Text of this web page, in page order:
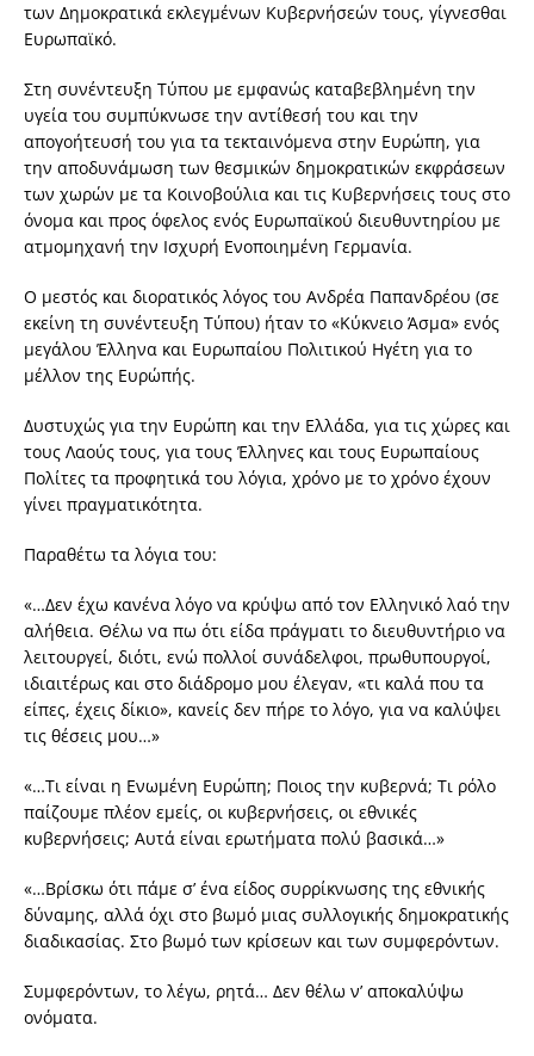
των Δημοκρατικά εκλεγμένων Κυβερνήσεών τους, γίγνεσθαι
Ευρωπαϊκό.
Στη συνέντευξη Τύπου με εμφανώς καταβεβλημένη την
υγεία του συμπύκνωσε την αντίθεσή του και την
απογοήτευσή του για τα τεκταινόμενα στην Ευρώπη, για
την αποδυνάμωση των θεσμικών δημοκρατικών εκφράσεων
των χωρών με τα Κοινοβούλια και τις Κυβερνήσεις τους στο
όνομα και προς όφελος ενός Ευρωπαϊκού διευθυντηρίου με
ατμομηχανή την Ισχυρή Ενοποιημένη Γερμανία.
Ο μεστός και διορατικός λόγος του Ανδρέα Παπανδρέου (σε
εκείνη τη συνέντευξη Τύπου) ήταν το «Κύκνειο Άσμα» ενός
μεγάλου Έλληνα και Ευρωπαίου Πολιτικού Ηγέτη για το
μέλλον της Ευρώπής.
Δυστυχώς για την Ευρώπη και την Ελλάδα, για τις χώρες και
τους Λαούς τους, για τους Έλληνες και τους Ευρωπαίους
Πολίτες τα προφητικά του λόγια, χρόνο με το χρόνο έχουν
γίνει πραγματικότητα.
Παραθέτω τα λόγια του:
«…Δεν έχω κανένα λόγο να κρύψω από τον Ελληνικό λαό την
αλήθεια. Θέλω να πω ότι είδα πράγματι το διευθυντήριο να
λειτουργεί, διότι, ενώ πολλοί συνάδελφοι, πρωθυπουργοί,
ιδιαιτέρως και στο διάδρομο μου έλεγαν, «τι καλά που τα
είπες, έχεις δίκιο», κανείς δεν πήρε το λόγο, για να καλύψει
τις θέσεις μου…»
«…Τι είναι η Ενωμένη Ευρώπη; Ποιος την κυβερνά; Τι ρόλο
παίζουμε πλέον εμείς, οι κυβερνήσεις, οι εθνικές
κυβερνήσεις; Αυτά είναι ερωτήματα πολύ βασικά…»
«…Βρίσκω ότι πάμε σ’ ένα είδος συρρίκνωσης της εθνικής
δύναμης, αλλά όχι στο βωμό μιας συλλογικής δημοκρατικής
διαδικασίας. Στο βωμό των κρίσεων και των συμφερόντων.
Συμφερόντων, το λέγω, ρητά… Δεν θέλω ν’ αποκαλύψω
ονόματα.